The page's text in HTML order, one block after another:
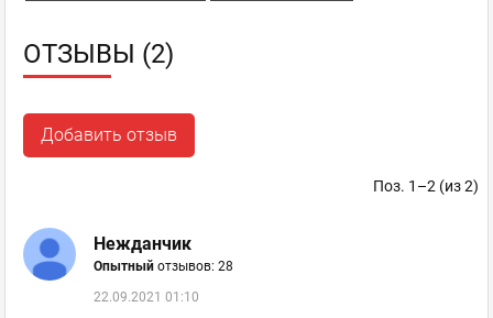
ОТЗЫВЫ (2)
Добавить отзыв
Поз. 1–2 (из 2)
Нежданчик
Опытный отзывов: 28
22.09.2021 01:10